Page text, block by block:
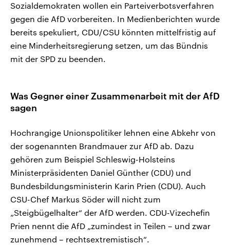
Sozialdemokraten wollen ein Parteiverbotsverfahren
gegen die AfD vorbereiten. In Medienberichten wurde
bereits spekuliert, CDU/CSU könnten mittelfristig auf
eine Minderheitsregierung setzen, um das Bündnis
mit der SPD zu beenden.
Was Gegner einer Zusammenarbeit mit der AfD
sagen
Hochrangige Unionspolitiker lehnen eine Abkehr von
der sogenannten Brandmauer zur AfD ab. Dazu
gehören zum Beispiel Schleswig-Holsteins
Ministerpräsidenten Daniel Günther (CDU) und
Bundesbildungsministerin Karin Prien (CDU). Auch
CSU-Chef Markus Söder will nicht zum
„Steigbügelhalter“ der AfD werden. CDU-Vizechefin
Prien nennt die AfD „zumindest in Teilen – und zwar
zunehmend – rechtsextremistisch“.